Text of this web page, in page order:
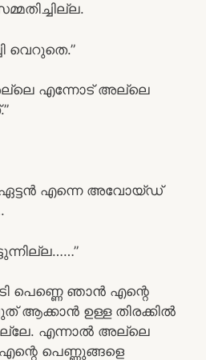
വെറുതെ.”
എന്നോട് അല്ലെ
എന്നെ അവോയ്ഡ്
പെണ്ണെ ഞാൻ എന്റെ
ആക്കാൻ ഉള്ള തിരക്കിൽ
എന്നാൽ അല്ലെ
എന്റെ പെണ്ണുങ്ങളെ